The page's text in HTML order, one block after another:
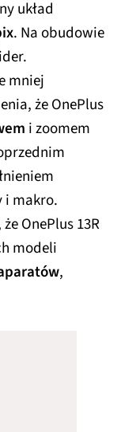
układ
. Na obudowie
mniej
że OnePlus
i zoomem
i makro.
OnePlus 13R
modeli
,